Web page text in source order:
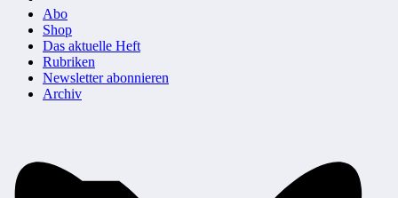
Abo
Shop
Das aktuelle Heft
Rubriken
Newsletter abonnieren
Archiv